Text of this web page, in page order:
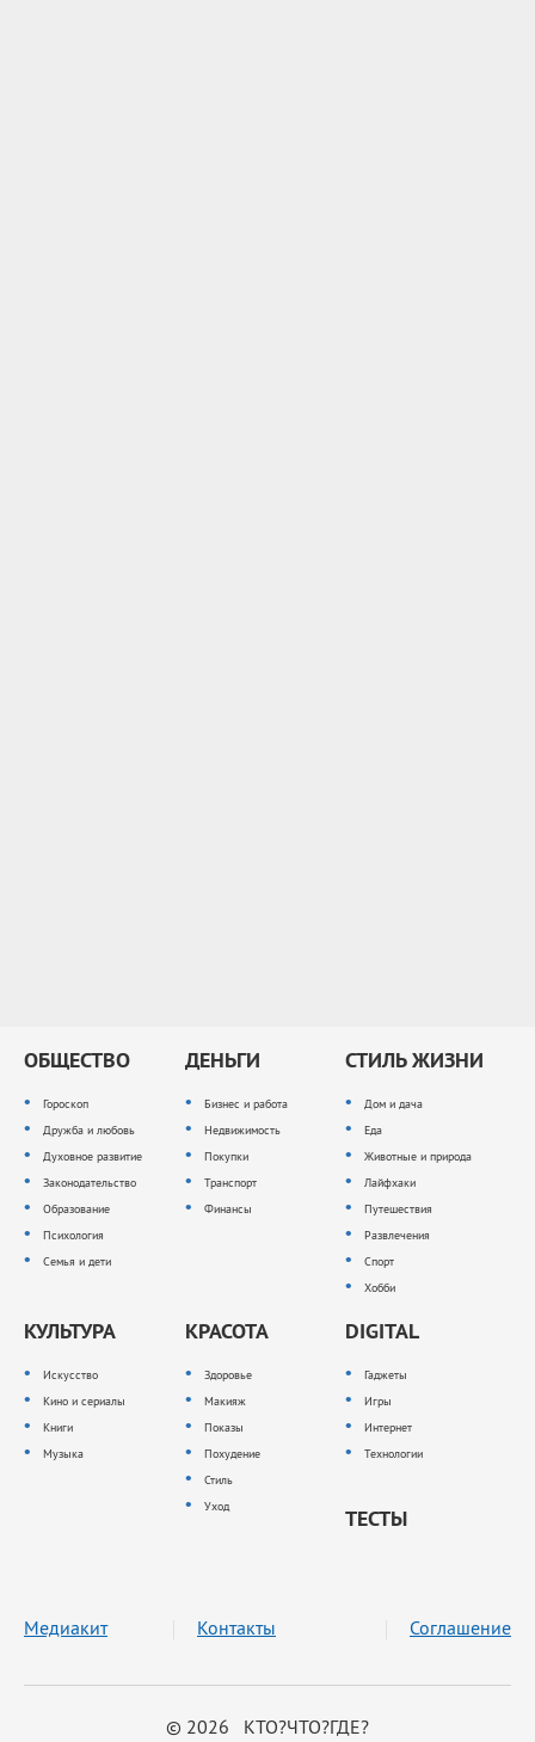
ОБЩЕСТВО
Гороскоп
Дружба и любовь
Духовное развитие
Законодательство
Образование
Психология
Семья и дети
ДЕНЬГИ
Бизнес и работа
Недвижимость
Покупки
Транспорт
Финансы
СТИЛЬ ЖИЗНИ
Дом и дача
Еда
Животные и природа
Лайфхаки
Путешествия
Развлечения
Спорт
Хобби
КУЛЬТУРА
Искусство
Кино и сериалы
Книги
Музыка
КРАСОТА
Здоровье
Макияж
Показы
Похудение
Стиль
Уход
DIGITAL
Гаджеты
Игры
Интернет
Технологии
ТЕСТЫ
© 2026 КТО?ЧТО?ГДЕ?
Медиакит Контакты Соглашение